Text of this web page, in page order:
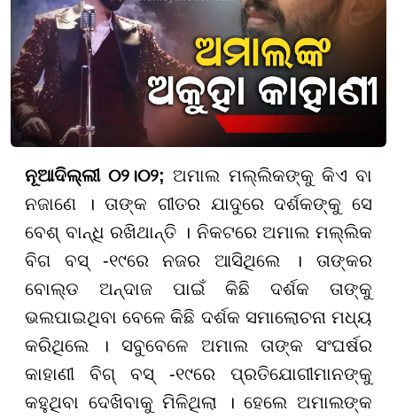
ନୂଆଦିଲ୍ଲୀ ୦୨।୦୨;ଅମାଲ ମଲ୍ଲିକଙ୍କୁ କିଏ ବା
ନଜାଣେ । ତାଙ୍କ ଗୀତର ଯାଦୁରେ ଦର୍ଶକଙ୍କୁ ସେ
ବେଶ୍ ବାନ୍ଧି ରଖିଥାନ୍ତି । ନିକଟରେ ଅମାଲ ମଲ୍ଲିକ
ବିଗ ବସ୍ -୧୯ରେ ନଜର ଆସିଥିଲେ । ତାଙ୍କର
ବୋଲ୍ଡ ଅନ୍ଦାଜ ପାଇଁ କିଛି ଦର୍ଶକ ତାଙ୍କୁ
ଭଲପାଇଥିବା ବେଳେ କିଛି ଦର୍ଶକ ସମାଲୋଚନା ମଧ୍ୟ
କରିଥିଲେ । ସବୁବେଳେ ଅମାଲ ତାଙ୍କ ସଂଘର୍ଷର
କାହାଣୀ ବିଗ୍ ବସ୍ -୧୯ରେ ପ୍ରତିଯୋଗୀମାନଙ୍କୁ
କହୁଥିବା ଦେଖିବାକୁ ମିଳିଥିଲା । ହେଲେ ଅମାଲଙ୍କ